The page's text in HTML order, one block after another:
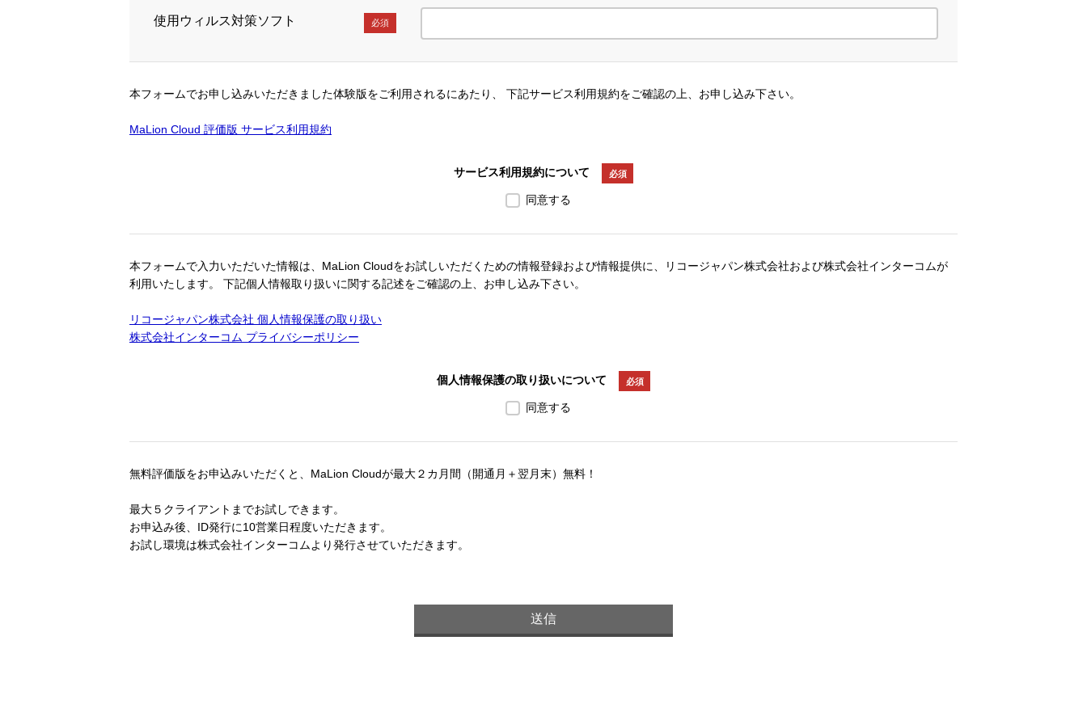
使用ウィルス対策ソフト 必須
本フォームでお申し込みいただきました体験版をご利用されるにあたり、 下記サービス利用規約をご確認の上、お申し込み下さい。
MaLion Cloud 評価版 サービス利用規約
サービス利用規約について 必須
同意する
本フォームで入力いただいた情報は、MaLion Cloudをお試しいただくための情報登録および情報提供に、リコージャパン株式会社および株式会社インターコムが
利用いたします。 下記個人情報取り扱いに関する記述をご確認の上、お申し込み下さい。
リコージャパン株式会社 個人情報保護の取り扱い
株式会社インターコム プライバシーポリシー
個人情報保護の取り扱いについて 必須
同意する
無料評価版をお申込みいただくと、MaLion Cloudが最大２カ月間（開通月＋翌月末）無料！
最大５クライアントまでお試しできます。
お申込み後、ID発行に10営業日程度いただきます。
お試し環境は株式会社インターコムより発行させていただきます。